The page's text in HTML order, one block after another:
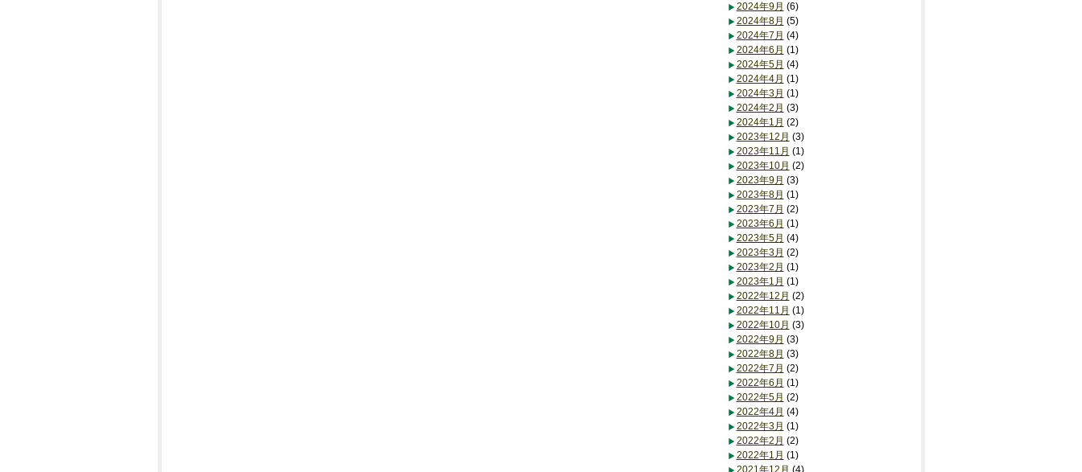
2024年9月 (6)
2024年8月 (5)
2024年7月 (4)
2024年6月 (1)
2024年5月 (4)
2024年4月 (1)
2024年3月 (1)
2024年2月 (3)
2024年1月 (2)
2023年12月 (3)
2023年11月 (1)
2023年10月 (2)
2023年9月 (3)
2023年8月 (1)
2023年7月 (2)
2023年6月 (1)
2023年5月 (4)
2023年3月 (2)
2023年2月 (1)
2023年1月 (1)
2022年12月 (2)
2022年11月 (1)
2022年10月 (3)
2022年9月 (3)
2022年8月 (3)
2022年7月 (2)
2022年6月 (1)
2022年5月 (2)
2022年4月 (4)
2022年3月 (1)
2022年2月 (2)
2022年1月 (1)
2021年12月 (4)